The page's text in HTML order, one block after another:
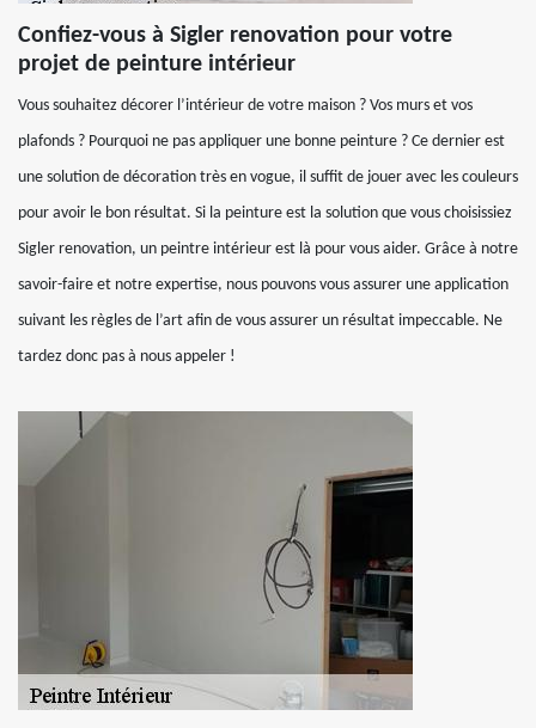
Confiez-vous à Sigler renovation pour votre
projet de peinture intérieur
Vous souhaitez décorer l’intérieur de votre maison ? Vos murs et vos
plafonds ? Pourquoi ne pas appliquer une bonne peinture ? Ce dernier est
une solution de décoration très en vogue, il suffit de jouer avec les couleurs
pour avoir le bon résultat. Si la peinture est la solution que vous choisissiez
Sigler renovation, un peintre intérieur est là pour vous aider. Grâce à notre
savoir-faire et notre expertise, nous pouvons vous assurer une application
suivant les règles de l’art afin de vous assurer un résultat impeccable. Ne
tardez donc pas à nous appeler !